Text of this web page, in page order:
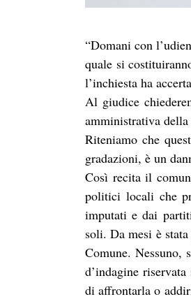
“Domani con
quale si
l’inchiesta ha
Al giudice
amministrativa della
Riteniamo che
gradazioni, è un
Così recita il
politici locali che
imputati e dai
soli. Da mesi è
Comune. Nessuno,
d’indagine
di affrontarla o